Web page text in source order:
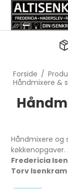
Forside /
Håndmixere &
Håndmixere
Fredericia
Torv Isenkram